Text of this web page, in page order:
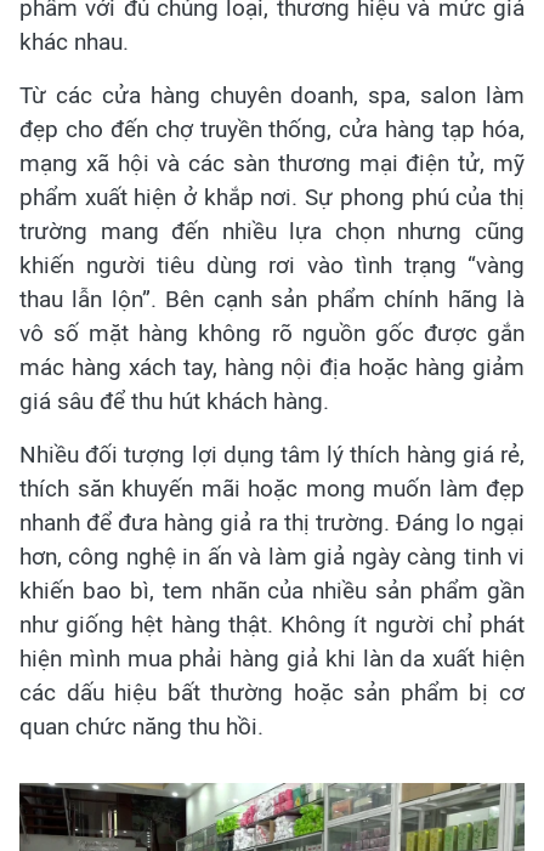
phẩm với đủ chủng loại, thương hiệu và mức giá
khác nhau.
Từ các cửa hàng chuyên doanh, spa, salon làm
đẹp cho đến chợ truyền thống, cửa hàng tạp hóa,
mạng xã hội và các sàn thương mại điện tử, mỹ
phẩm xuất hiện ở khắp nơi. Sự phong phú của thị
trường mang đến nhiều lựa chọn nhưng cũng
khiến người tiêu dùng rơi vào tình trạng “vàng
thau lẫn lộn”. Bên cạnh sản phẩm chính hãng là
vô số mặt hàng không rõ nguồn gốc được gắn
mác hàng xách tay, hàng nội địa hoặc hàng giảm
giá sâu để thu hút khách hàng.
Nhiều đối tượng lợi dụng tâm lý thích hàng giá rẻ,
thích săn khuyến mãi hoặc mong muốn làm đẹp
nhanh để đưa hàng giả ra thị trường. Đáng lo ngại
hơn, công nghệ in ấn và làm giả ngày càng tinh vi
khiến bao bì, tem nhãn của nhiều sản phẩm gần
như giống hệt hàng thật. Không ít người chỉ phát
hiện mình mua phải hàng giả khi làn da xuất hiện
các dấu hiệu bất thường hoặc sản phẩm bị cơ
quan chức năng thu hồi.